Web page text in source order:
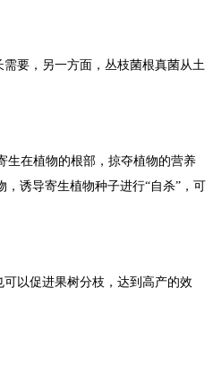
要，另一方面，丛枝菌根真菌从土
生在植物的根部，掠夺植物的营养
诱导寄生植物种子进行“自杀”，可
以促进果树分枝，达到高产的效